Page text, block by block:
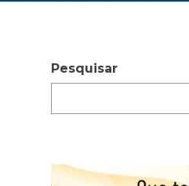
Pesquisar